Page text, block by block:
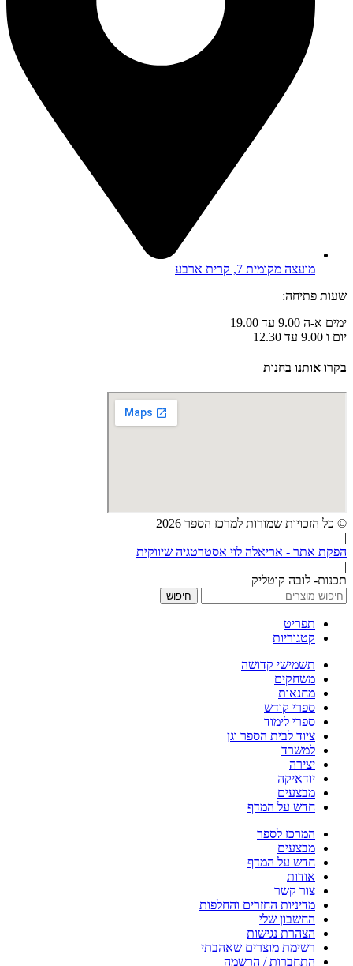
מועצה מקומית 7, קרית ארבע
שעות פתיחה:
ימים א-ה 9.00 עד 19.00
יום ו 9.00 עד 12.30
בקרו אותנו בחנות
© כל הזכויות שמורות למרכז הספר 2026
|
הפקת אתר - אריאלה לוי אסטרטגיה שיווקית
|
תכנות- לובה קוטליק
חיפוש
תפריט
קטגוריות
תשמישי קדושה
משחקים
מחנאות
ספרי קודש
ספרי לימוד
ציוד לבית הספר וגן
למשרד
יצירה
יודאיקה
מבצעים
חדש על המדף
המרכז לספר
מבצעים
חדש על המדף
אודות
צור קשר
מדיניות החזרים והחלפות
החשבון שלי
הצהרת נגישות
רשימת מוצרים שאהבתי
התחברות / הרשמה